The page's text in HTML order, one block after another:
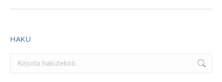
HAKU